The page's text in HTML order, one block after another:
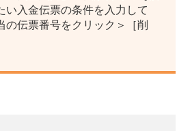
い入金伝票の条件を入力して
の伝票番号をクリック＞［削